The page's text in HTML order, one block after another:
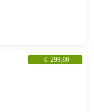
€ 299,00